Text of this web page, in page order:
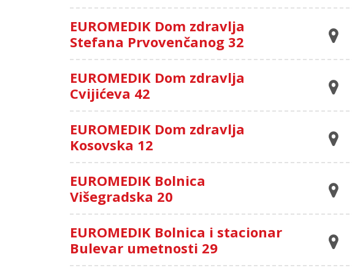
EUROMEDIK Dom zdravlja
Stefana Prvovenčanog 32
EUROMEDIK Dom zdravlja
Cvijićeva 42
EUROMEDIK Dom zdravlja
Kosovska 12
EUROMEDIK Bolnica
Višegradska 20
EUROMEDIK Bolnica i stacionar
Bulevar umetnosti 29